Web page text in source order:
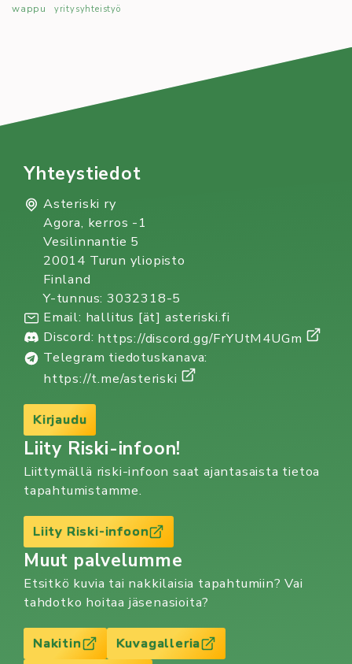
wappu yritysyhteistyö
Yhteystiedot
Asteriski ry
Agora, kerros -1
Vesilinnantie 5
20014 Turun yliopisto
Finland
Y-tunnus: 3032318-5
Email: hallitus [ät] asteriski.fi
Discord: https://discord.gg/FrYUtM4UGm
Telegram tiedotuskanava:
https://t.me/asteriski
Kirjaudu
Liity Riski-infoon!
Liittymällä riski-infoon saat ajantasaista tietoa
tapahtumistamme.
Liity Riski-infoon
Muut palvelumme
Etsitkö kuvia tai nakkilaisia tapahtumiin? Vai
tahdotko hoitaa jäsenasioita?
Nakitin
Kuvagalleria